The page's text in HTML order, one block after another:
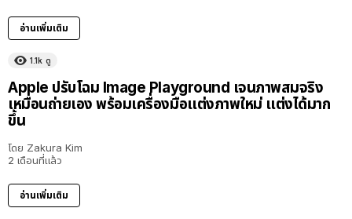
อ่านเพิ่มเติม
1.1k ดู
Apple ปรับโฉม Image Playground เจนภาพสมจริง
เหมือนถ่ายเอง พร้อมเครื่องมือแต่งภาพใหม่ แต่งได้มาก
ขึ้น
โดย Zakura Kim
2 เดือนที่แล้ว
อ่านเพิ่มเติม